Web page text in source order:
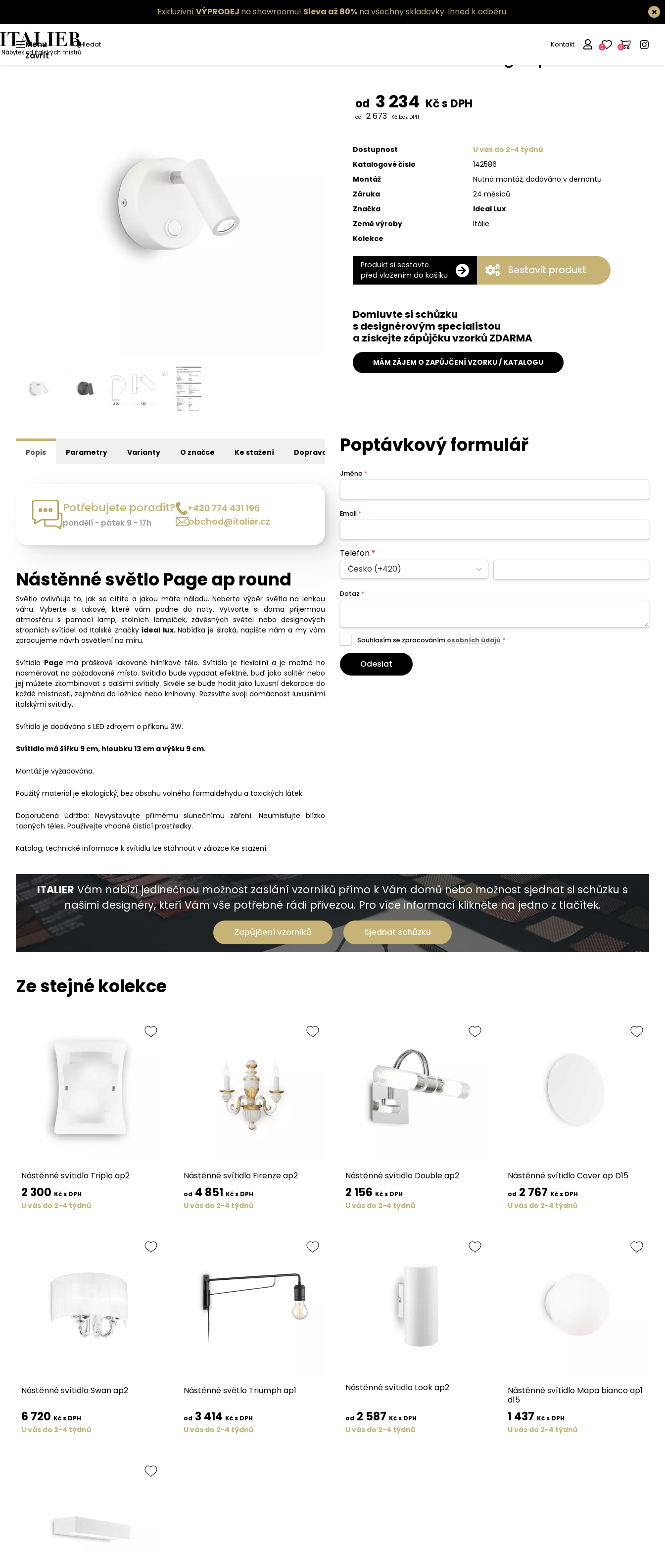
ExkluzivníVÝPRODEJ na showroomu! Sleva až 80% na všechny skladovky. Ihned k odběru.
Menu
Zavřít
Hledat
Nábytek od italských mistrů
Kontakt 0 0
od 3 234 Kč s DPH
od 2 673 Kč bez DPH
Dostupnost
U vás do 2-4 týdnů
Katalogové číslo
142586
Montáž
Nutná montáž, dodáváno v demontu
Záruka
24 měsíců
Značka
Ideal Lux
Země výroby
Itálie
Kolekce
Produkt si sestavte
před vložením do košíku
Sestavit produkt
Domluvte si schůzku
s designérovým specialistou
a získejte zápůjčku vzorků ZDARMA
MÁM ZÁJEM O ZAPŮJČENÍ VZORKU / KATALOGU
Popis Parametry Varianty O značce Ke stažení Doprava
Potřebujete poradit?
pondělí - pátek 9 - 17h
+420 774 431 196
obchod@italier.cz
Nástěnné světlo Page ap round
Světlo ovlivňuje to, jak se cítíte a jakou máte náladu. Neberte výběr světla na lehkou
váhu. Vyberte si takové, které vám padne do noty. Vytvořte si doma příjemnou
atmosféru s pomocí lamp, stolních lampiček, závěsných světel nebo designových
stropních svítidel od Italské značky ideal lux.Nabídka je široká, napište nám a my vám
zpracujeme návrh osvětlení na míru.
Svítidlo Page má práškově lakované hliníkové tělo. Svítidlo je flexibilní a je možné ho
nasměrovat na požadované místo. Svítidlo bude vypadat efektně, buď jako solitér nebo
jej můžete zkombinovat s dalšími svítidly. Skvěle se bude hodit jako luxusní dekorace do
každé místnosti, zejména do ložnice nebo knihovny. Rozsviťte svoji domácnost luxusními
italskými svítidly.
Svítidlo je dodáváno s LED zdrojem o příkonu 3W.
Svítidlo má šířku 9 cm, hloubku 13 cm a výšku 9 cm.
Montáž je vyžadována.
Použitý materiál je ekologický, bez obsahu volného formaldehydu a toxických látek.
Doporučená údržba: Nevystavujte přímému slunečnímu záření. Neumisťujte blízko
topných těles. Používejte vhodné čisticí prostředky.
Katalog, technické informace k svítidlu lze stáhnout v záložce Ke stažení.
Poptávkový formulář
Jméno *
Email *
Telefon*
Česko (+420)
Dotaz *
Souhlasím se zpracováním osobních údajů *
Odeslat
ITALIER Vám nabízí jedinečnou možnost zaslání vzorníků přímo k Vám domů nebo možnost sjednat si schůzku s
našimi designéry, kteří Vám vše potřebné rádi přivezou. Pro více informací klikněte na jedno z tlačítek.
Zapůjčení vzorníků Sjednat schůzku
Ze stejné kolekce
Nástěnné svítidlo Triplo ap2
2 300 Kč s DPH
U vás do 2-4 týdnů
Nástěnné svítidlo Firenze ap2
od 4 851 Kč s DPH
U vás do 2-4 týdnů
Nástěnné svítidlo Double ap2
2 156 Kč s DPH
U vás do 2-4 týdnů
Nástěnné svítidlo Cover ap D15
od 2 767 Kč s DPH
U vás do 2-4 týdnů
Nástěnné svítidlo Swan ap2
6 720 Kč s DPH
U vás do 2-4 týdnů
Nástěnné světlo Triumph ap1
od 3 414 Kč s DPH
U vás do 2-4 týdnů
Nástěnné svítidlo Look ap2
od 2 587 Kč s DPH
U vás do 2-4 týdnů
Nástěnné svítidlo Mapa bianco ap1
d15
1 437 Kč s DPH
U vás do 2-4 týdnů